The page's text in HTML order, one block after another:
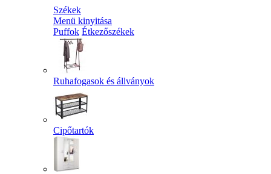
Székek
Menü kinyitása
Puffok Étkezőszékek
Ruhafogasok és állványok
Cipőtartók